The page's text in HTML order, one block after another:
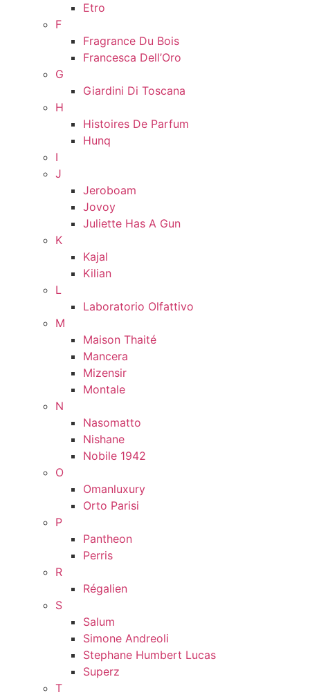
Etro
F
Fragrance Du Bois
Francesca Dell’Oro
G
Giardini Di Toscana
H
Histoires De Parfum
Hunq
I
J
Jeroboam
Jovoy
Juliette Has A Gun
K
Kajal
Kilian
L
Laboratorio Olfattivo
M
Maison Thaité
Mancera
Mizensir
Montale
N
Nasomatto
Nishane
Nobile 1942
O
Omanluxury
Orto Parisi
P
Pantheon
Perris
R
Régalien
S
Salum
Simone Andreoli
Stephane Humbert Lucas
Superz
T